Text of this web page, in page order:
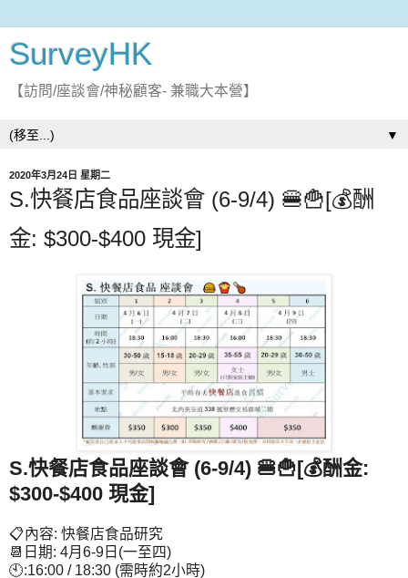
SurveyHK
【訪問/座談會/神秘顧客- 兼職大本營】
▼
2020年3月24日 星期二
S.快餐店食品座談會 (6-9/4) 🍔🍟[💰酬
金: $300-$400 現金]
S.快餐店食品座談會 (6-9/4) 🍔🍟[💰酬金:
$300-$400 現金]
📋內容: 快餐店食品研究
📆日期: 4月6-9日(一至四)
🕙:16:00 / 18:30 (需時約2小時)